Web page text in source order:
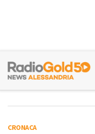
CRONACA